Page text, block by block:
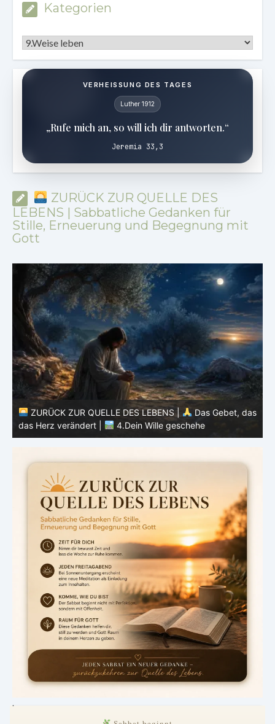
Kategorien
Kategorien
VERHEISSUNG DES TAGES
Luther 1912
„Rufe mich an, so will ich dir antworten.“
Jeremia 33,3
ZURÜCK ZUR QUELLE DES
LEBENS | Sabbatliche Gedanken für
Stille, Erneuerung und Begegnung mit
Gott
ZURÜCK ZUR QUELLE DES LEBENS |
Das Gebet, das
das Herz verändert |
3.Dein Reich komme
.